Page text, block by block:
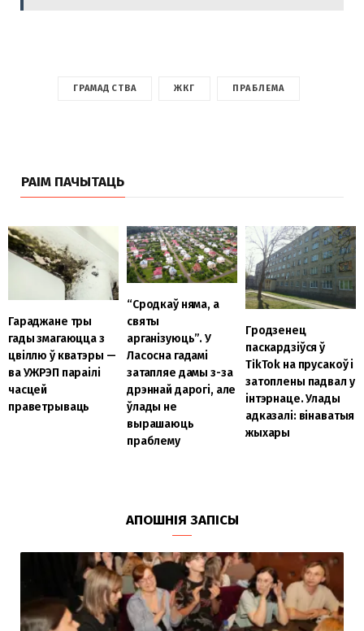
ГРАМАДСТВА ЖКГ ПРАБЛЕМА
РАІМ ПАЧЫТАЦЬ
Гараджане тры
гады змагаюцца з
цвіллю ў кватэры —
ва УЖРЭП параілі
часцей
праветрываць
“Сродкаў няма, а
святы
арганізуюць”. У
Ласосна гадамі
затапляе дамы з-за
дрэннай дарогі, але
ўлады не
вырашаюць
праблему
Гродзенец
паскардзіўся ў
TikTok на прусакоў і
затоплены падвал у
інтэрнаце. Улады
адказалі: вінаватыя
жыхары
АПОШНІЯ ЗАПІСЫ